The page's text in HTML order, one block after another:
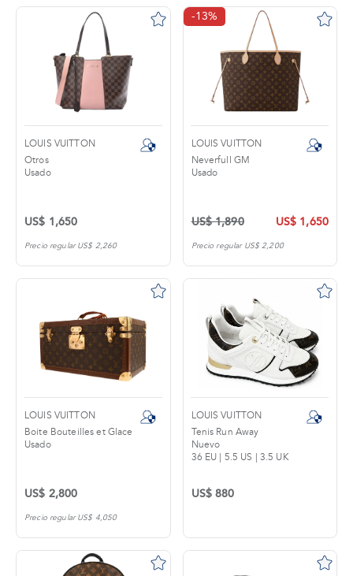
LOUIS VUITTON
Otros
Usado
US$ 1,650
Precio regular US$ 2,260
-13%
LOUIS VUITTON
Neverfull GM
Usado
US$ 1,890 US$ 1,650
Precio regular US$ 2,200
LOUIS VUITTON
Boite Bouteilles et Glace
Usado
US$ 2,800
Precio regular US$ 4,050
LOUIS VUITTON
Tenis Run Away
Nuevo
36 EU | 5.5 US | 3.5 UK
US$ 880